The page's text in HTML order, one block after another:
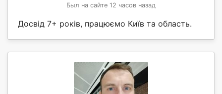
Был на сайте 12 часов назад
Досвід 7+ років, працюємо Київ та область.